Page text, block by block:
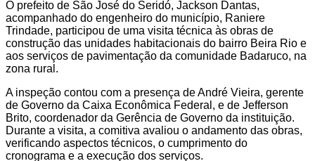
O prefeito de São José do Seridó, Jackson Dantas,
acompanhado do engenheiro do município, Raniere
Trindade, participou de uma visita técnica às obras de
construção das unidades habitacionais do bairro Beira Rio e
aos serviços de pavimentação da comunidade Badaruco, na
zona rural.
A inspeção contou com a presença de André Vieira, gerente
de Governo da Caixa Econômica Federal, e de Jefferson
Brito, coordenador da Gerência de Governo da instituição.
Durante a visita, a comitiva avaliou o andamento das obras,
verificando aspectos técnicos, o cumprimento do
cronograma e a execução dos serviços.